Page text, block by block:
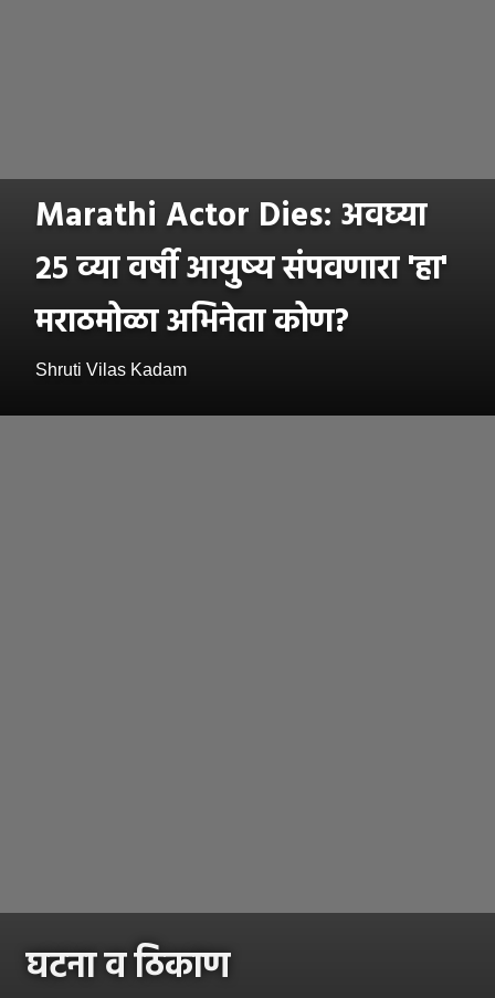
Marathi Actor Dies: अवघ्या
२५ व्या वर्षी आयुष्य संपवणारा 'हा'
मराठमोळा अभिनेता कोण?
Shruti Vilas Kadam
घटना व ठिकाण